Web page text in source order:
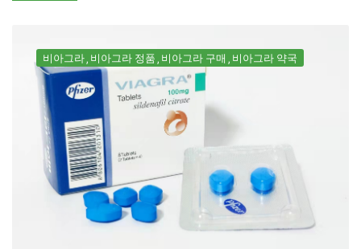
비아그라 비아그라 정품 비아그라 구매 비아그라 약국